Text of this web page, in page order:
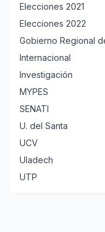
Elecciones 2021
Elecciones 2022
Gobierno Regional
Internacional
Investigación
MYPES
SENATI
U. del Santa
UCV
Uladech
UTP